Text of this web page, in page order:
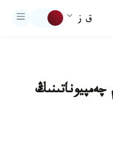
ق ز
چەمپيوناتىنىڭ